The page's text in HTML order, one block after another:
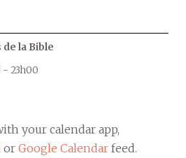
de la Bible
- 23h00
your calendar app,
or Google Calendar feed.